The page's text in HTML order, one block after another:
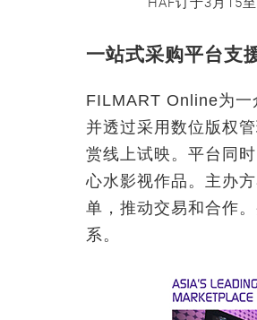
一站式采购平台支
FILMART Online为一
并透过采用数位版权
赏线上试映。平台同
心水影视作品。主办
单，推动交易和合作
系。